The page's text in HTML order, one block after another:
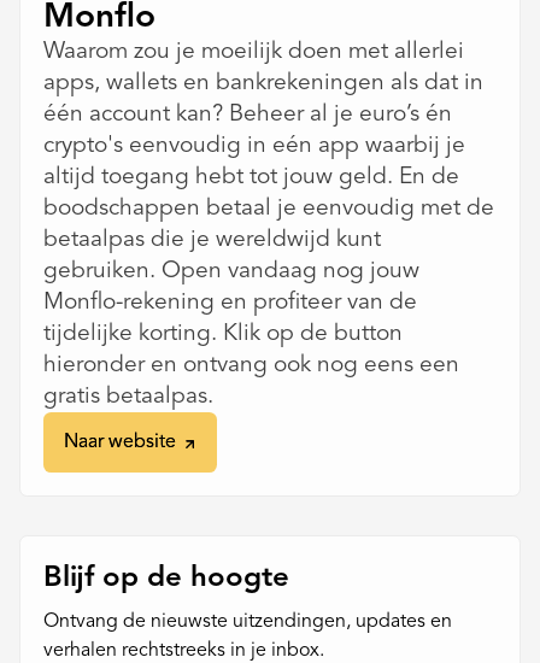
Monflo
Waarom zou je moeilijk doen met allerlei
apps, wallets en bankrekeningen als dat in
één account kan? Beheer al je euro’s én
crypto's eenvoudig in eén app waarbij je
altijd toegang hebt tot jouw geld. En de
boodschappen betaal je eenvoudig met de
betaalpas die je wereldwijd kunt
gebruiken. Open vandaag nog jouw
Monflo-rekening en profiteer van de
tijdelijke korting. Klik op de button
hieronder en ontvang ook nog eens een
gratis betaalpas.
Naar website
Naar website
Blijf op de hoogte
Ontvang de nieuwste uitzendingen, updates en
verhalen rechtstreeks in je inbox.